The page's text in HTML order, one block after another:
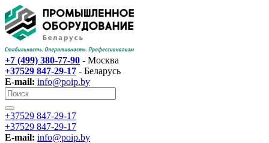
+7 (499) 380-77-90 - Москва
+37529 847-29-17‬ - Беларусь
E-mail: info@poip.by
+37529 847-29-17‬
+37529 847-29-17‬
E-mail: info@poip.by